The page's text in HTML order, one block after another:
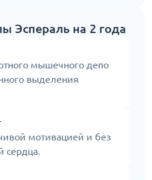
Эспераль на 2 года
мышечного депо
выделения
мотивацией и без
сердца.